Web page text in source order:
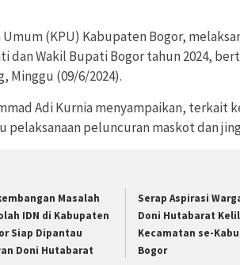
(KPU) Kabupaten Bogor,
dan Wakil Bupati Bogor tahun 2024,
Minggu (09/6/2024).
Adi Kurnia menyampaikan, terkait
pelaksanaan peluncuran maskot dan
Masalah
IDN di Kabupaten
Siap Dipantau
Doni Hutabarat
Serap Aspirasi
Doni Hutabarat
Kecamatan se-
Bogor